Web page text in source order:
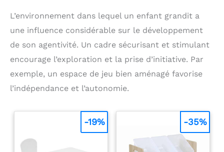
adhèrent mieux au
appuyez dessus avec un
léger mouvement vers le
haut et vers le bas ou
latéralement. De cette
bougeront pas ou ne
tomberont pas. Vous
pouvez les mettre et les
que vous le souhaitez !
Cadeau garcon fille
JOUETS ADAPTÉS AUX
TOUT-PETITS - Le busy
L’environnement dans lequel un enfant grandit a
une influence considérable sur le développement
de son agentivité. Un cadre sécurisant et stimulant
encourage l’exploration et la prise d’initiative. Par
exemple, un espace de jeu bien aménagé favorise
l’indépendance et l’autonomie.
-19% -35%